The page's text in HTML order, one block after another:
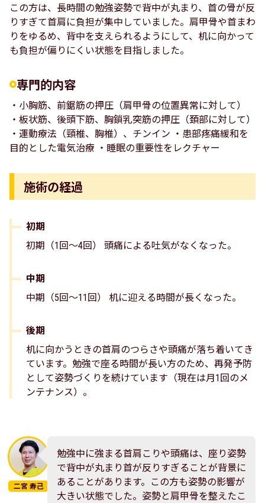
この方は、長時間の勉強姿勢で背中が丸まり、首の骨が反
りすぎて首肩に負担が集中していました。肩甲骨や首まわ
りをゆるめ、背中を支えられるようにして、机に向かって
も負担が偏りにくい状態を目指しました。
専門的内容
・小胸筋、前鋸筋の押圧（肩甲骨の位置異常に対して）
・板状筋、後頭下筋、胸鎖乳突筋の押圧（頚部に対して）
・運動療法（頸椎、胸椎）、チンイン ・患部疼痛緩和を
目的とした電気治療 ・睡眠の重要性をレクチャー
施術の経過
初期
初期（1回～4回） 頭痛による吐気がなくなった。
中期
中期（5回～11回） 机に迎える時間が長くなった。
後期
机に向かうときの首肩のつらさや頭痛が落ち着いてき
ています。勉強で座る時間が長い方のため、再発予防
として姿勢づくりを続けています（現在は月1回のメ
ンテナンス）。
二宮 寿己
勉強中に強まる首肩こりや頭痛は、座り姿勢
で背中が丸まり首が反りすぎることが背景に
あることがあります。この方も姿勢の影響が
大きい状態でした。姿勢と肩甲骨を整えたこ